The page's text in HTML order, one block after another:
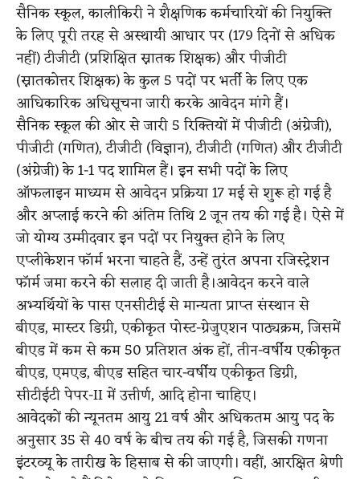
सैनिक स्कूल, कालीकिरी ने शैक्षणिक कर्मचारियों की नियुक्ति
के लिए पूरी तरह से अस्थायी आधार पर (179 दिनों से अधिक
नहीं) टीजीटी (प्रशिक्षित स्नातक शिक्षक) और पीजीटी
(स्नातकोत्तर शिक्षक) के कुल 5 पदों पर भर्ती के लिए एक
आधिकारिक अधिसूचना जारी करके आवेदन मांगे हैं।
सैनिक स्कूल की ओर से जारी 5 रिक्तियों में पीजीटी (अंग्रेजी),
पीजीटी (गणित), टीजीटी (विज्ञान), टीजीटी (गणित) और टीजीटी
(अंग्रेजी) के 1-1 पद शामिल हैं। इन सभी पदों के लिए
ऑफलाइन माध्यम से आवेदन प्रक्रिया 17 मई से शुरू हो गई है
और अप्लाई करने की अंतिम तिथि 2 जून तय की गई है। ऐसे में
जो योग्य उम्मीदवार इन पदों पर नियुक्त होने के लिए
एप्लीकेशन फॉर्म भरना चाहते हैं, उन्हें तुरंत अपना रजिस्ट्रेशन
फॉर्म जमा करने की सलाह दी जाती है।आवेदन करने वाले
अभ्यर्थियों के पास एनसीटीई से मान्यता प्राप्त संस्थान से
बीएड, मास्टर डिग्री, एकीकृत पोस्ट-ग्रेजुएशन पाठ्यक्रम, जिसमें
बीएड में कम से कम 50 प्रतिशत अंक हों, तीन-वर्षीय एकीकृत
बीएड, एमएड, बीएड सहित चार-वर्षीय एकीकृत डिग्री,
सीटीईटी पेपर-II में उत्तीर्ण, आदि होना चाहिए।
आवेदकों की न्यूनतम आयु 21 वर्ष और अधिकतम आयु पद के
अनुसार 35 से 40 वर्ष के बीच तय की गई है, जिसकी गणना
इंटरव्यू के तारीख के हिसाब से की जाएगी। वहीं, आरक्षित श्रेणी